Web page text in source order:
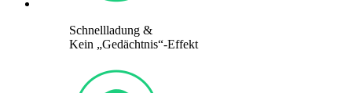
Schnellladung &
Kein „Gedächtnis“-Effekt